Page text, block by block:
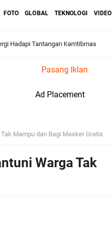
FOTO GLOBAL TEKNOLOGI VIDEO
Curanmor Bersana BB
Selamatan Bendungan Meninting
Ampenan
Intensifkan fungsi Polmas
Pasang Iklan
Ad Placement
Mampu dan Bagi Masker Gratis
Warga Tak